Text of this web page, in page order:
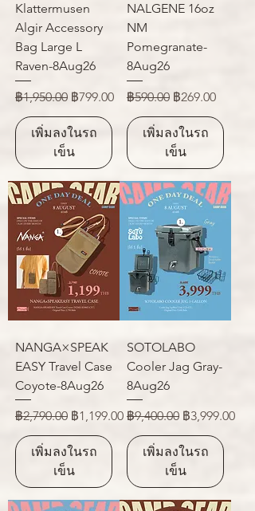
Klattermusen
Algir Accessory
Bag Large L
Raven-8Aug26
ราคาปกติ
฿1,950.00 ราคาขายลด
฿799.00
เพิ่มลงในรถ
เข็น
NALGENE 16oz
NM
Pomegranate-
8Aug26
ราคาปกติ
฿590.00 ราคาขายลด
฿269.00
เพิ่มลงในรถ
เข็น
NANGA×SPEAK
EASY Travel Case
Coyote-8Aug26
ราคาปกติ
฿2,790.00 ราคาขายลด
฿1,199.00
เพิ่มลงในรถ
เข็น
SOTOLABO
Cooler Jag Gray-
8Aug26
ราคาปกติ
฿9,400.00 ราคาขายลด
฿3,999.00
เพิ่มลงในรถ
เข็น